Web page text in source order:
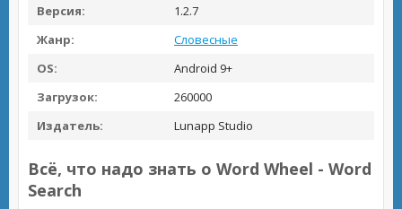
Версия:
1.2.7
Жанр:
Словесные
OS:
Android 9+
Загрузок:
260000
Издатель:
Lunapp Studio
Всё, что надо знать о Word Wheel - Word
Search